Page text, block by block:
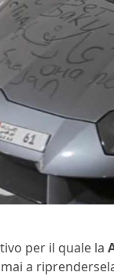
per il quale la
a